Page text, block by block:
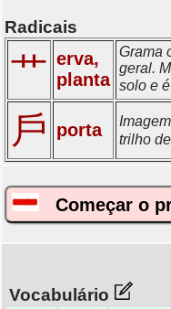
Radicais
艹 erva,
planta
Grama
geral.
solo e
戶 porta
trilho
Começar o
Vocabulário